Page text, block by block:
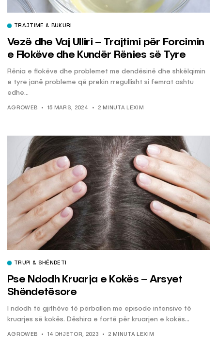
TRAJTIME & BUKURI
Vezë dhe Vaj Ulliri – Trajtimi për Forcimin
e Flokëve dhe Kundër Rënies së Tyre
Rënia e flokëve dhe problemet me dendësinë dhe shkëlqimin
e tyre janë probleme që prekin rregullisht si femrat ashtu
edhe...
AGROWEB 15 MARS, 2024 2 MINUTA LEXIM
TRUPI & SHËNDETI
Pse Ndodh Kruarja e Kokës – Arsyet
Shëndetësore
I ndodh të gjithëve të përballen me episode intensive të
kruarjes së kokës. Dëshira e fortë për kruarjen e kokës...
AGROWEB 14 DHJETOR, 2023 2 MINUTA LEXIM